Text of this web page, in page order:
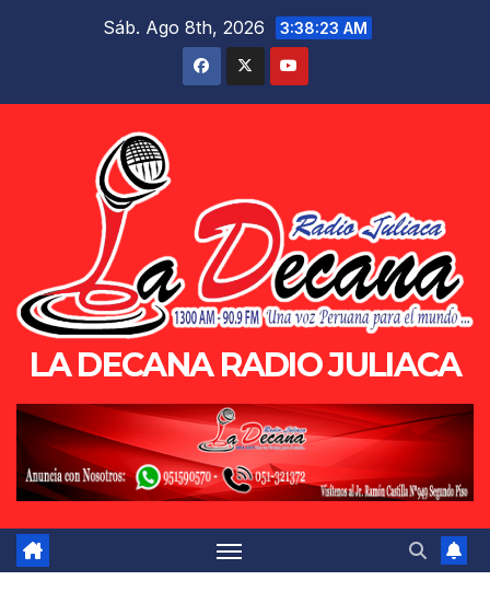
Sáb. Ago 8th, 2026 3:38:24 AM
LA DECANA RADIO JULIACA